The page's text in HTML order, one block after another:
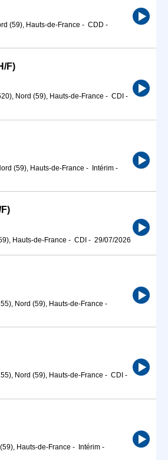
(59), Hauts-de-France - CDD -
F)
Nord (59), Hauts-de-France - CDI -
(59), Hauts-de-France - Intérim -
Hauts-de-France - CDI - 29/07/2026
Nord (59), Hauts-de-France -
Nord (59), Hauts-de-France - CDI -
Hauts-de-France - Intérim -